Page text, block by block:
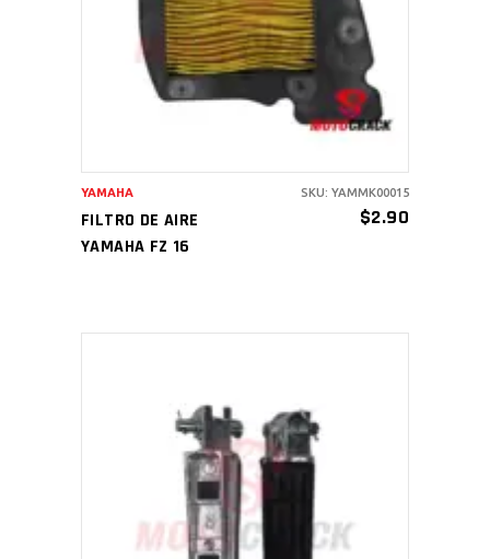
AÑADIR AL CARRITO
FILTRO DE AIRE
YAMAHA FZ 16
$2.90
YAMAHA SKU: YAMMK00015
AÑADIR AL CARRITO